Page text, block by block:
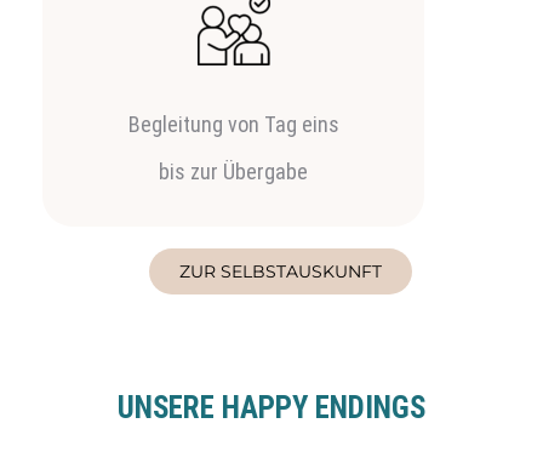
Begleitung von Tag eins
bis zur Übergabe
ZUR SELBSTAUSKUNFT
UNSERE HAPPY ENDINGS